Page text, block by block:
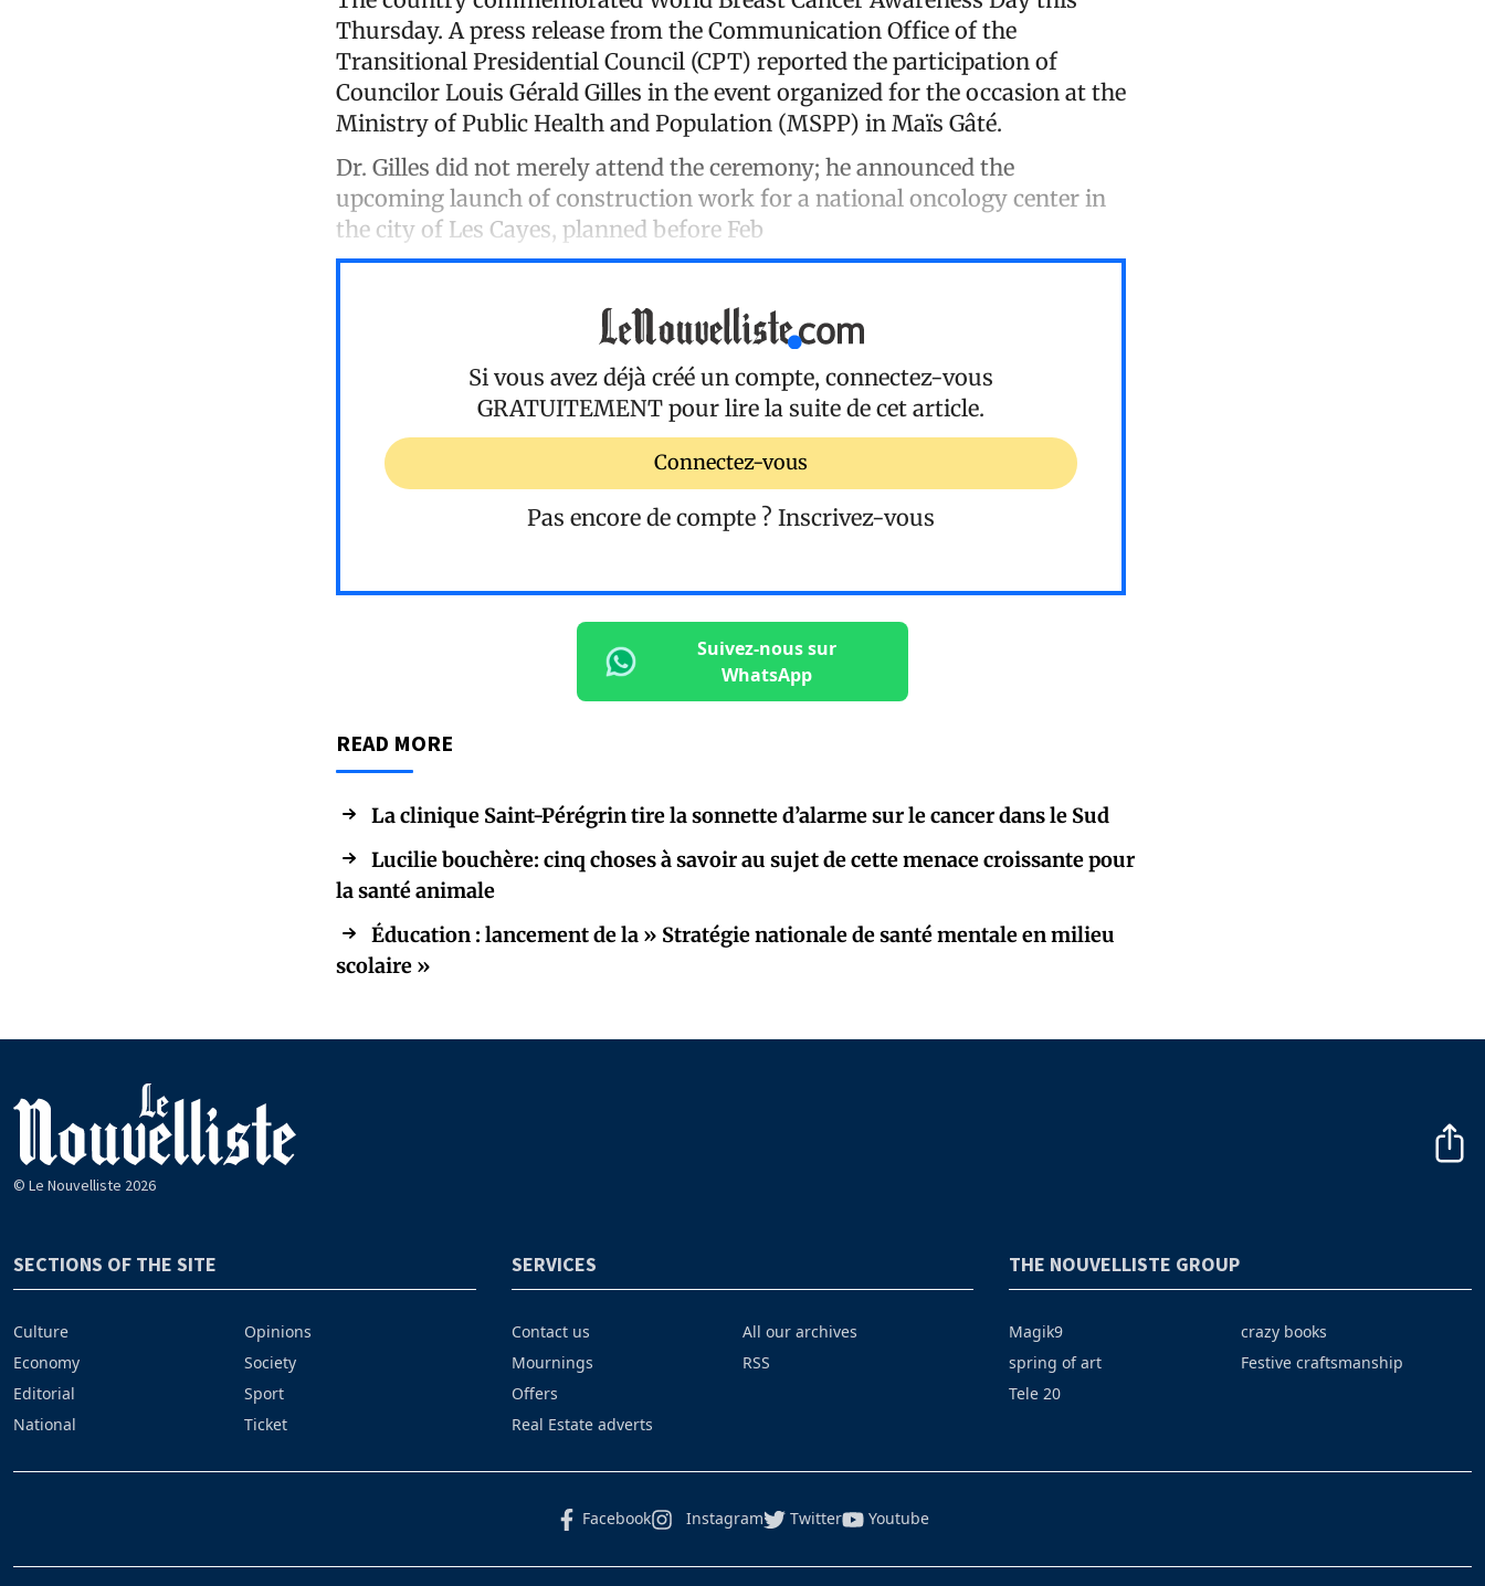
Thursday. A press release from the Communication Office of the
Transitional Presidential Council (CPT) reported the participation of
Councilor Louis Gérald Gilles in the event organized for the occasion at the
Ministry of Public Health and Population (MSPP) in Maïs Gâté.
Dr. Gilles did not merely attend the ceremony; he announced the
upcoming launch of construction work for a national oncology center in
the city of Les Cayes, planned before Feb
Si vous avez déjà créé un compte, connectez-vous
GRATUITEMENT pour lire la suite de cet article.
Connectez-vous
Pas encore de compte ? Inscrivez-vous
Suivez-nous sur
WhatsApp
READ MORE
La clinique Saint-Pérégrin tire la sonnette d’alarme sur le cancer dans le Sud
Lucilie bouchère: cinq choses à savoir au sujet de cette menace croissante pour
la santé animale
Éducation : lancement de la » Stratégie nationale de santé mentale en milieu
scolaire »
© Le Nouvelliste 2026
SECTIONS OF THE SITE
Culture
Economy
Editorial
National
Opinions
Society
Sport
Ticket
SERVICES
Contact us
Mournings
Offers
Real Estate adverts
All our archives
RSS
THE NOUVELLISTE GROUP
Magik9
spring of art
Tele 20
crazy books
Festive craftsmanship
Facebook Instagram Twitter Youtube